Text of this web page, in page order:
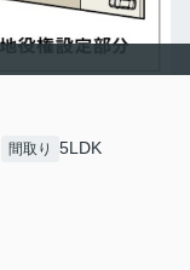
間取り 5LDK